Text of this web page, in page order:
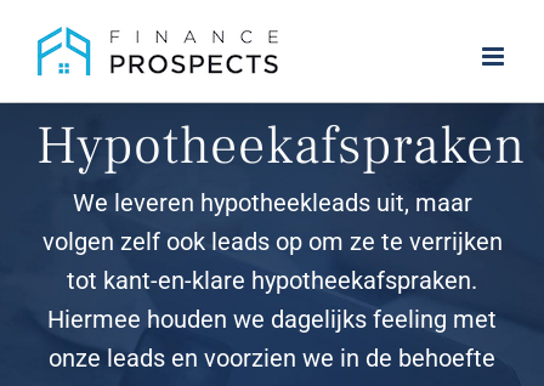
content
Hypotheekafspraken
We leveren hypotheekleads uit, maar
volgen zelf ook leads op om ze te verrijken
tot kant-en-klare hypotheekafspraken.
Hiermee houden we dagelijks feeling met
onze leads en voorzien we in de behoefte